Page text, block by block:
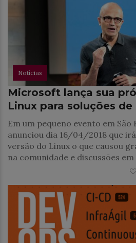
Notícias
Microsoft lança sua
Linux para soluções de
Em um pequeno evento em
anunciou dia 16/04/2018 que
versão do Linux o que causou
na comunidade e discussões em